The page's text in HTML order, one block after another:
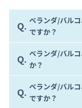
Q. ベランダ/バル
ですか？
Q. ベランダ/バル
か？
Q. ベランダ/バル
ですか？